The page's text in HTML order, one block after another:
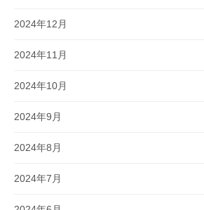
2024年12月
2024年11月
2024年10月
2024年9月
2024年8月
2024年7月